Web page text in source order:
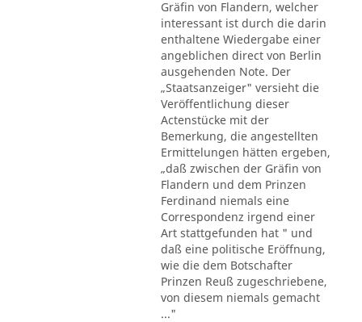
Gräfin von Flandern, welcher
interessant ist durch die darin
enthaltene Wiedergabe einer
angeblichen direct von Berlin
ausgehenden Note. Der
„Staatsanzeiger" versieht die
Veröffentlichung dieser
Actenstücke mit der
Bemerkung, die angestellten
Ermittelungen hätten ergeben,
„daß zwischen der Gräfin von
Flandern und dem Prinzen
Ferdinand niemals eine
Correspondenz irgend einer
Art stattgefunden hat " und
daß eine politische Eröffnung,
wie die dem Botschafter
Prinzen Reuß zugeschriebene,
von diesem niemals gemacht
..."